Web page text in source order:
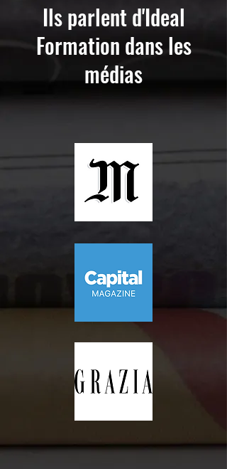
Ils parlent d'Ideal
Formation dans les
médias